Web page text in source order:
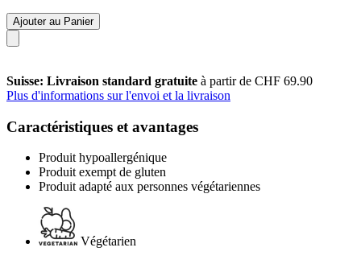
Ajouter au Panier
Suisse: Livraison standard gratuite à partir de CHF 69.90
Plus d'informations sur l'envoi et la livraison
Caractéristiques et avantages
Produit hypoallergénique
Produit exempt de gluten
Produit adapté aux personnes végétariennes
Végétarien